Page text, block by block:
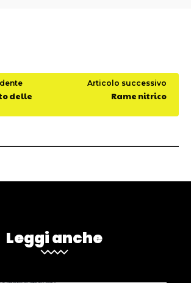
delle
Articolo successivo
Rame nitrico
Leggi anche